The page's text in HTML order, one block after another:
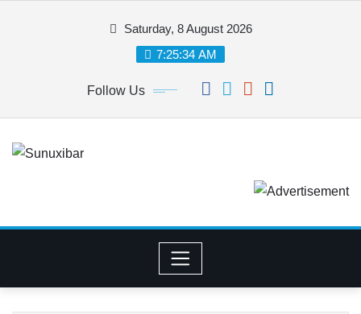
Saturday, 8 August 2026
7:25:34 AM
Follow Us